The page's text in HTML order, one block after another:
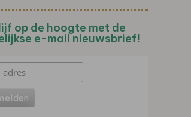
op de hoogte met de
e-mail nieuwsbrief!